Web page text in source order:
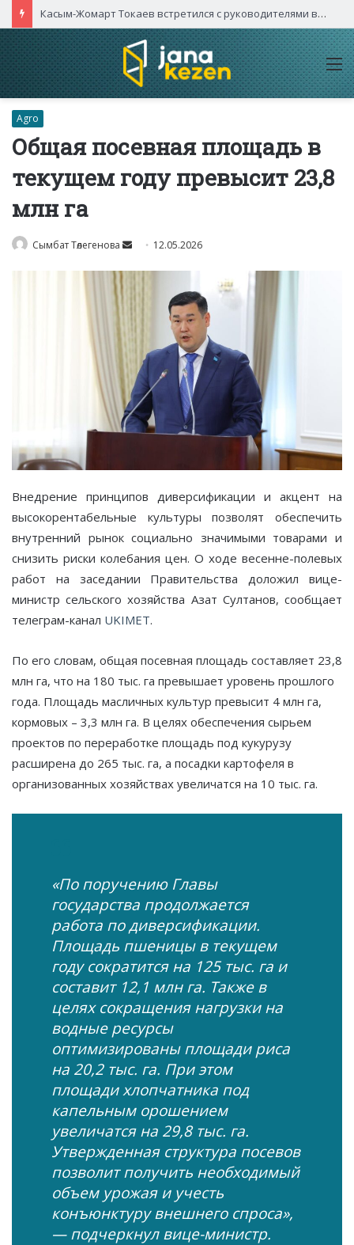
Касым-Жомарт Токаев встретился с руководителями высокотехнологичных компаний Китая
Agro
Общая посевная площадь в
текущем году превысит 23,8
млн га
Сымбат Төлегенова
Send
email
12.05.2026
Внедрение принципов диверсификации и акцент на
высокорентабельные культуры позволят обеспечить
внутренний рынок социально значимыми товарами и
снизить риски колебания цен. О ходе весенне-полевых
работ на заседании Правительства доложил вице-
министр сельского хозяйства Азат Султанов, сообщает
телеграм-канал UKIMET.
По его словам, общая посевная площадь составляет 23,8
млн га, что на 180 тыс. га превышает уровень прошлого
года. Площадь масличных культур превысит 4 млн га,
кормовых – 3,3 млн га. В целях обеспечения сырьем
проектов по переработке площадь под кукурузу
расширена до 265 тыс. га, а посадки картофеля в
организованных хозяйствах увеличатся на 10 тыс. га.
«По поручению Главы
государства продолжается
работа по диверсификации.
Площадь пшеницы в текущем
году сократится на 125 тыс. га и
составит 12,1 млн га. Также в
целях сокращения нагрузки на
водные ресурсы
оптимизированы площади риса
на 20,2 тыс. га. При этом
площади хлопчатника под
капельным орошением
увеличатся на 29,8 тыс. га.
Утвержденная структура посевов
позволит получить необходимый
объем урожая и учесть
конъюнктуру внешнего спроса»,
— подчеркнул вице-министр.